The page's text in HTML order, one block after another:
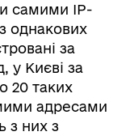
самими ІР-
однакових
за
у Києві за
20 таких
адресами
з них з